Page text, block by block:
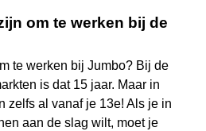
om te werken bij de
te werken bij Jumbo? Bij de
is dat 15 jaar. Maar in
zelfs al vanaf je 13e! Als je in
aan de slag wilt, moet je